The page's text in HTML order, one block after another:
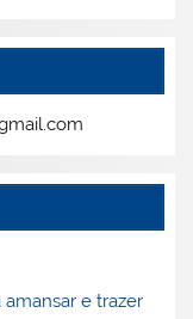
amansar e trazer